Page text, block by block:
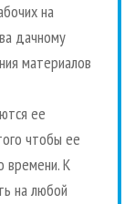
на
дачному
материалов
ее
чтобы ее
времени. К
на любой